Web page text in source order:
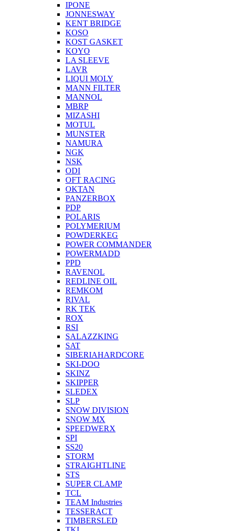
IPONE
JONNESWAY
KENT BRIDGE
KOSO
KOST GASKET
KOYO
LA SLEEVE
LAVR
LIQUI MOLY
MANN FILTER
MANNOL
MBRP
MIZASHI
MOTUL
MUNSTER
NAMURA
NGK
NSK
ODI
OFT RACING
OKTAN
PANZERBOX
PDP
POLARIS
POLYMERIUM
POWDERKEG
POWER COMMANDER
POWERMADD
PPD
RAVENOL
REDLINE OIL
REMKOM
RIVAL
RK TEK
ROX
RSI
SALAZZKING
SAT
SIBERIAHARDCORE
SKI-DOO
SKINZ
SKIPPER
SLEDEX
SLP
SNOW DIVISION
SNOW MX
SPEEDWERX
SPI
SS20
STORM
STRAIGHTLINE
STS
SUPER CLAMP
TCL
TEAM Industries
TESSERACT
TIMBERSLED